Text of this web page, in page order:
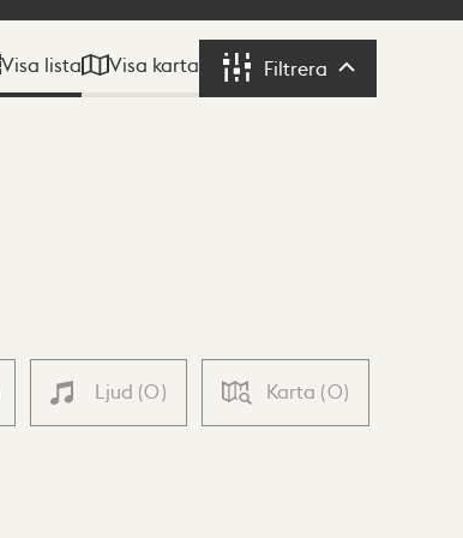
Visa lista Visa karta Filtrera Filtrera
Ljud (0) Karta (0)